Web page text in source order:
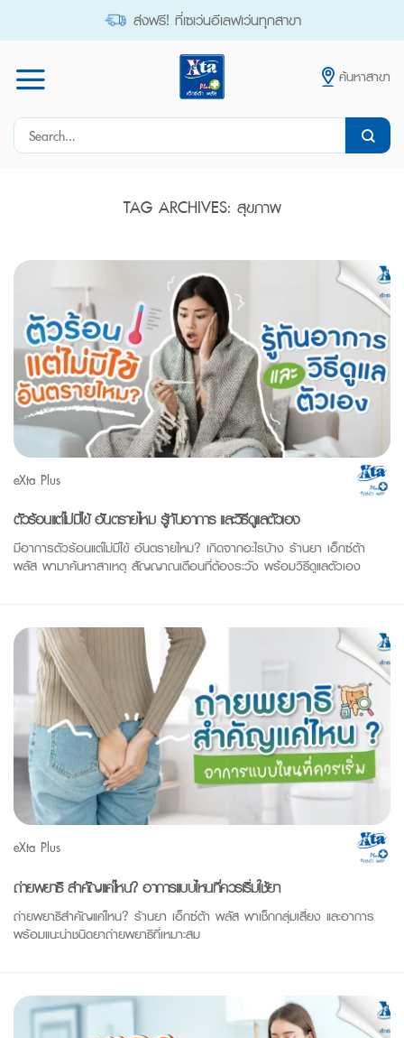
ส่งฟรี! ที่เซเว่นอีเลฟเว่นทุกสาขา
ค้นหาสาขา
Search
TAG ARCHIVES: สุขภาพ
eXta Plus
ตัวร้อนแต่ไม่มีไข้ อันตรายไหม รู้ทันอาการ และวิธีดูแลตัวเอง
มีอาการตัวร้อนแต่ไม่มีไข้ อันตรายไหม? เกิดจากอะไรบ้าง ร้านยา เอ็กซ์ต้า
พลัส พามาค้นหาสาเหตุ สัญญาณเตือนที่ต้องระวัง พร้อมวิธีดูแลตัวเอง
eXta Plus
ถ่ายพยาธิ สำคัญแค่ไหน? อาการแบบไหนที่ควรเริ่มใช้ยา
ถ่ายพยาธิสำคัญแค่ไหน? ร้านยา เอ็กซ์ต้า พลัส พาเช็กกลุ่มเสี่ยง และอาการ
พร้อมแนะนำชนิดยาถ่ายพยาธิที่เหมาะสม